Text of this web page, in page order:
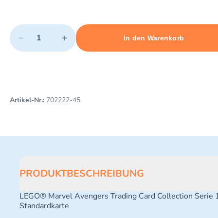
Quantity
− +
Minimum quantity: 1 Maximum quantity: 10
In den Warenkorb
Add 1 item to cart
Artikel-Nr.: 702222-45
PRODUKTBESCHREIBUNG
LEGO® Marvel Avengers Trading Card Collection Serie
Standardkarte